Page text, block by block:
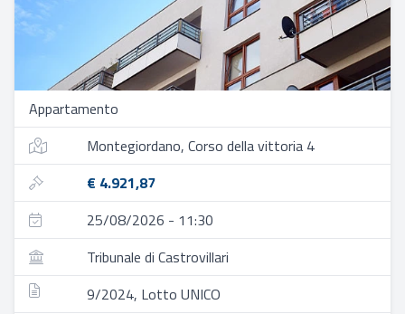
Appartamento
Montegiordano, Corso della vittoria 4
€ 4.921,87
25/08/2026 - 11:30
Tribunale di Castrovillari
9/2024, Lotto UNICO